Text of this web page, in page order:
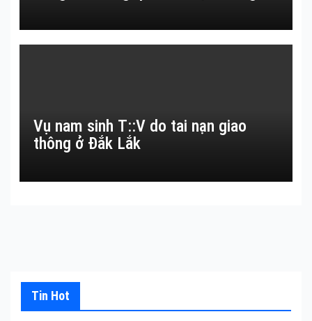
Vụ nam sinh T::V do tai nạn giao
thông ở Đắk Lắk
Tin Hot